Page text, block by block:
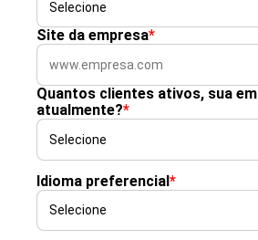
Site da empresa*
Quantos clientes ativos, sua
atualmente?*
Idioma preferencial*